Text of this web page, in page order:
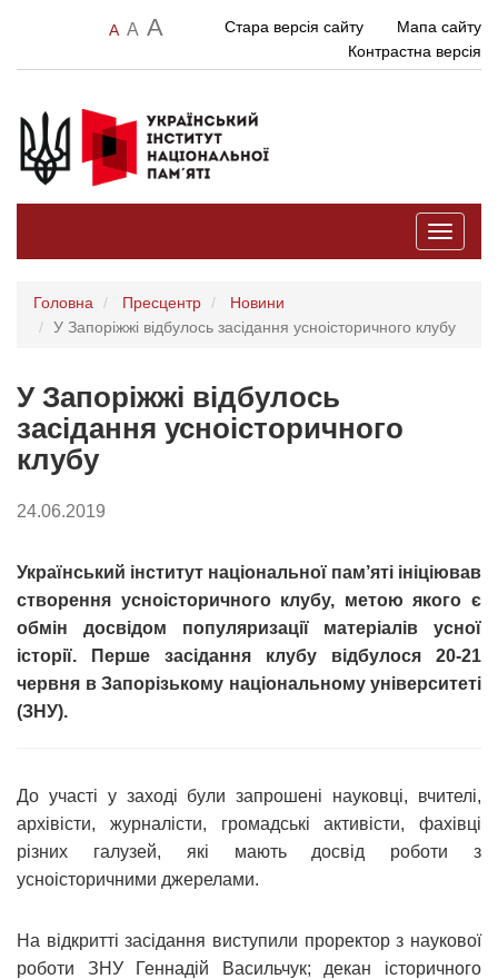
A A A Стара версія сайту
Мапа сайту
Контрастна версія
Toggle
Головна Пресцентр
Новини
У Запоріжжі відбулось засідання усноісторичного клубу
У Запоріжжі відбулось
засідання усноісторичного
клубу
24.06.2019
Український інститут національної пам’яті ініціював
створення усноісторичного клубу, метою якого є
обмін досвідом популяризації матеріалів усної
історії. Перше засідання клубу відбулося 20-21
червня в Запорізькому національному університеті
(ЗНУ).
До участі у заході були запрошені науковці, вчителі,
архівісти, журналісти, громадські активісти, фахівці
різних галузей, які мають досвід роботи з
усноісторичними джерелами.
На відкритті засідання виступили проректор з наукової
роботи ЗНУ Геннадій Васильчук; декан історичного